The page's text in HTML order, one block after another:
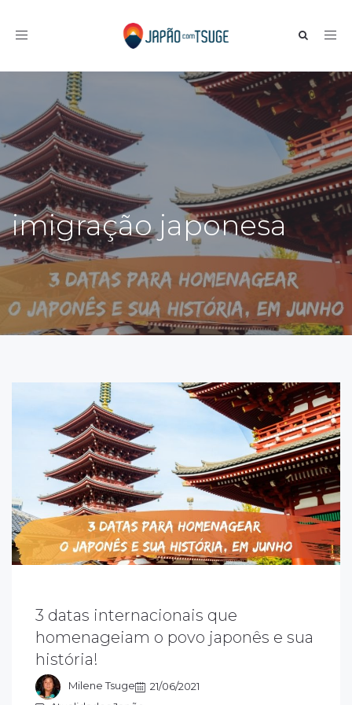
Toggle navigation
imigração japonesa
3 datas internacionais que
homenageiam o povo japonês e sua
história!
Milene Tsuge
21/06/2021
redor do mundo, foram criadas datas para
o japonês e sua história. Em
existem 3 datas que vale a pena você